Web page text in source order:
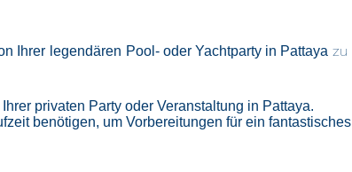
Ihrer legendären Pool- oder Yachtparty in Pattaya zu
privaten Party oder Veranstaltung in Pattaya.
benötigen, um Vorbereitungen für ein fantastisches